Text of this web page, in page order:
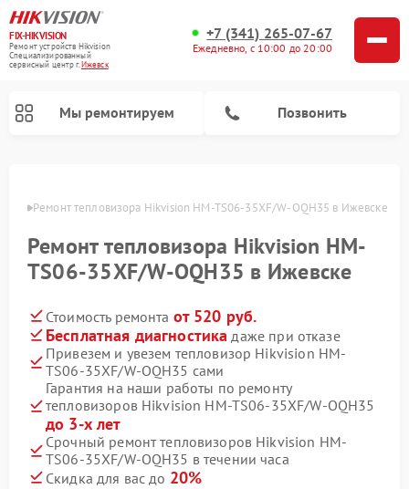
FIX-HIKVISION
Ремонт устройств Hikvision
Специализированный
cервисный центр г.Ижевск
+7 (341) 265-07-67
Ежедневно, с 10:00 до 20:00
Мы ремонтируем Позвонить
Ремонт тепловизора Hikvision HM-TS06-35XF/W-OQH35 в Ижевске
Ремонт тепловизора Hikvision HM-
TS06-35XF/W-OQH35 в Ижевске
Стоимость ремонта от 520 руб.
Бесплатная диагностика даже при отказе
Привезем и увезем тепловизор Hikvision HM-
TS06-35XF/W-OQH35 сами
Гарантия на наши работы по ремонту
тепловизоров Hikvision HM-TS06-35XF/W-OQH35
до 3-х лет
Срочный ремонт тепловизоров Hikvision HM-
TS06-35XF/W-OQH35 в течении часа
Скидка для вас до 20%